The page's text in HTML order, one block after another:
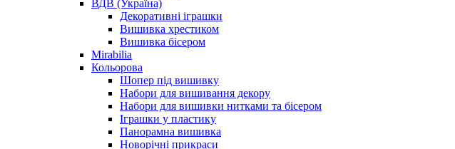
ВДВ (Україна)
Декоративні іграшки
Вишивка хрестиком
Вишивка бісером
Mirabilia
Кольорова
Шопер під вишивку
Набори для вишивання декору
Набори для вишивки нитками та бісером
Іграшки у пластику
Панорамна вишивка
Новорічні прикраси